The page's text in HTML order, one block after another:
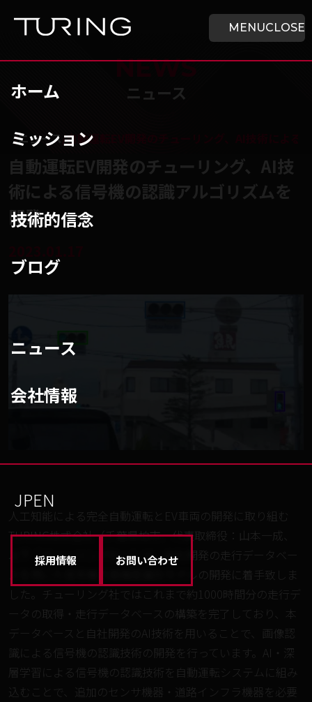
MENUCLOSE
ホーム
ミッション
技術的信念
ブログ
ニュース
会社情報
EN
JP
採用情報 お問い合わせ
チューリング株式会社
/ニュース /自動運転EV開発のチューリング、AI技術による
NEWS
ニュース
自動運転EV開発のチューリング、AI技
術による信号機の認識アルゴリズムを
開発
人工知能による完全自動運転とEV車両の開発に取り組む
TURING株式会社（千葉県柏市、代表取締役：山本一成、
以下「チューリング社」）は、自社開発の走行データベー
スを用いた信号機の高精度識別モデルの開発に着手致しま
した。チューリング社ではこれまで約1000時間分の走行デ
ータの取得・走行データベースの構築を完了しており、本
データベースと自社開発のAI技術を用いることで、画像認
識による信号機の認識技術の開発を行っています。AI・深
層学習による信号機の認識技術を自動運転システムに組み
込むことで、追加のセンサ機器・道路インフラ機器を必要